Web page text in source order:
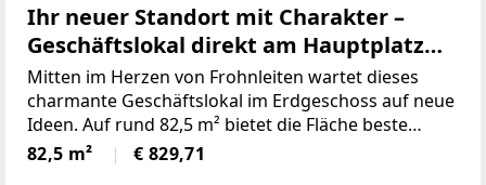
Ihr neuer Standort mit Charakter –
Geschäftslokal direkt am Hauptplatz
Frohnleiten
Mitten im Herzen von Frohnleiten wartet dieses
charmante Geschäftslokal im Erdgeschoss auf neue
Ideen. Auf rund 82,5 m² bietet die Fläche beste
Voraussetzungen für Einzelhandel, Dienstleistung
oder Büro – sichtbar, zentral und barrierefrei
82,5 m² € 829,71